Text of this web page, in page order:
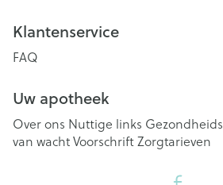
Klantenservice
FAQ
Uw apotheek
Over ons Nuttige links
van wachtVoorschriftZorgtarieven